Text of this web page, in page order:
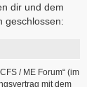
dir und dem
geschlossen:
/ ME Forum“ (im
mit dem